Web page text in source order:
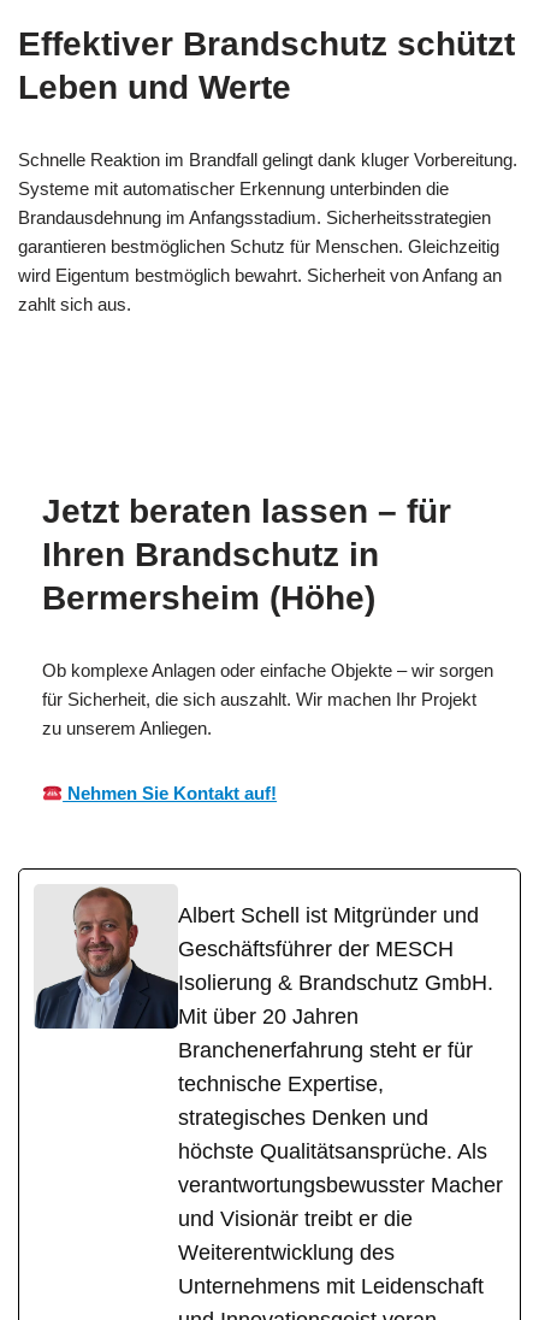
Effektiver Brandschutz schützt
Leben und Werte
Schnelle Reaktion im Brandfall gelingt dank kluger Vorbereitung.
Systeme mit automatischer Erkennung unterbinden die
Brandausdehnung im Anfangsstadium. Sicherheitsstrategien
garantieren bestmöglichen Schutz für Menschen. Gleichzeitig
wird Eigentum bestmöglich bewahrt. Sicherheit von Anfang an
zahlt sich aus.
Jetzt beraten lassen – für
Ihren Brandschutz in
Bermersheim (Höhe)
Ob komplexe Anlagen oder einfache Objekte – wir sorgen
für Sicherheit, die sich auszahlt. Wir machen Ihr Projekt
zu unserem Anliegen.
Nehmen Sie Kontakt auf!
Albert Schell ist Mitgründer und
Geschäftsführer der MESCH
Isolierung & Brandschutz GmbH.
Mit über 20 Jahren
Branchenerfahrung steht er für
technische Expertise,
strategisches Denken und
höchste Qualitätsansprüche. Als
verantwortungsbewusster Macher
und Visionär treibt er die
Weiterentwicklung des
Unternehmens mit Leidenschaft